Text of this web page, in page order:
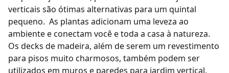
verticais são ótimas alternativas para um quintal
pequeno. As plantas adicionam uma leveza ao
ambiente e conectam você e toda a casa à natureza.
Os decks de madeira, além de serem um revestimento
para pisos muito charmosos, também podem ser
utilizados em muros e paredes para jardim vertical.